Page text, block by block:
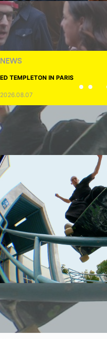
NEWS
ED TEMPLETON IN PARIS
2026.08.07